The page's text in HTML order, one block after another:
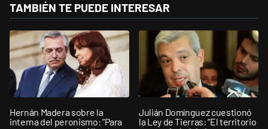
TAMBIÉN TE PUEDE INTERESAR
Hernán Madera sobre la
interna del peronismo: "Para
Julián Domínguez cuestionó
la Ley de Tierras: “El territorio